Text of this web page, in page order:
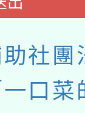
社團
口菜